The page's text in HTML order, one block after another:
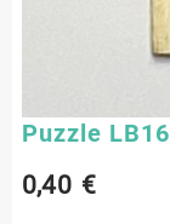
Puzzle LB16
0,40 €